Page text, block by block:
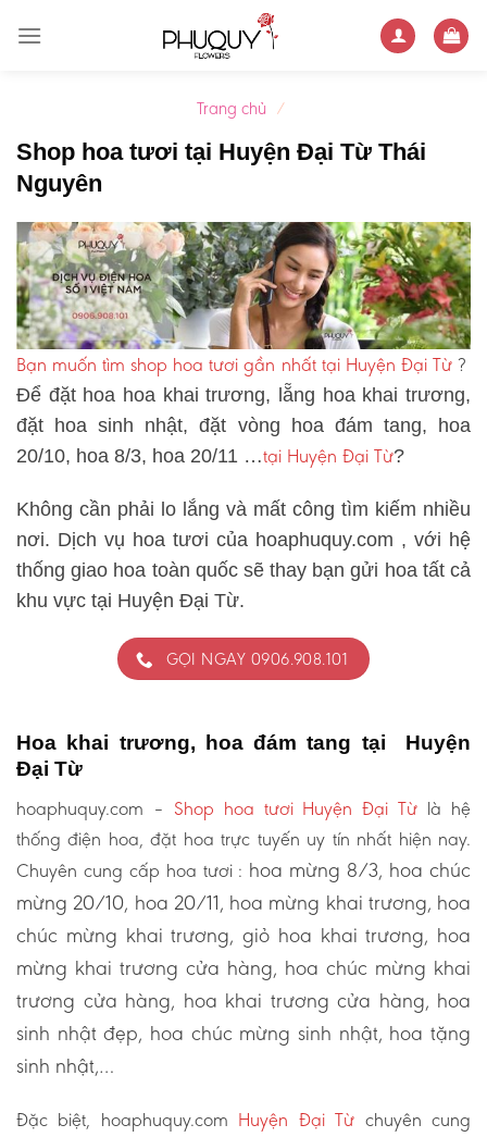
Trang chủ /
Shop hoa tươi tại Huyện Đại Từ Thái
Nguyên
Bạn muốn tìm shop hoa tươi gần nhất tại Huyện Đại Từ?
Để đặt hoa hoa khai trương, lẵng hoa khai trương,
đặt hoa sinh nhật, đặt vòng hoa đám tang, hoa
20/10, hoa 8/3, hoa 20/11 …tại Huyện Đại Từ?
Không cần phải lo lắng và mất công tìm kiếm nhiều
nơi. Dịch vụ hoa tươi của hoaphuquy.com , với hệ
thống giao hoa toàn quốc sẽ thay bạn gửi hoa tất cả
khu vực tại Huyện Đại Từ.
GỌI NGAY 0906.908.101
Hoa khai trương, hoa đám tang tại Huyện
Đại Từ
hoaphuquy.com – Shop hoa tươi Huyện Đại Từ là hệ
thống điện hoa, đặt hoa trực tuyến uy tín nhất hiện nay.
Chuyên cung cấp hoa tươi : hoa mừng 8/3, hoa chúc
mừng 20/10, hoa 20/11, hoa mừng khai trương, hoa
chúc mừng khai trương, giỏ hoa khai trương, hoa
mừng khai trương cửa hàng, hoa chúc mừng khai
trương cửa hàng, hoa khai trương cửa hàng, hoa
sinh nhật đẹp, hoa chúc mừng sinh nhật, hoa tặng
sinh nhật,…
Đặc biệt, hoaphuquy.com Huyện Đại Từ chuyên cung